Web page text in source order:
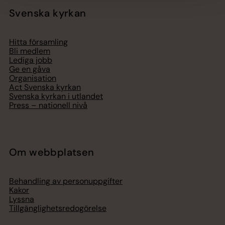
Svenska kyrkan
Hitta församling
Bli medlem
Lediga jobb
Ge en gåva
Organisation
Act Svenska kyrkan
Svenska kyrkan i utlandet
Press – nationell nivå
Om webbplatsen
Behandling av personuppgifter
Kakor
Lyssna
Tillgänglighetsredogörelse